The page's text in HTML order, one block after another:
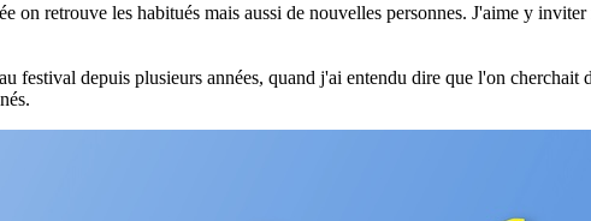
retrouve les habitués mais aussi de nouvelles personnes. J'aime y inviter
depuis plusieurs années, quand j'ai entendu dire que l'on cherchait